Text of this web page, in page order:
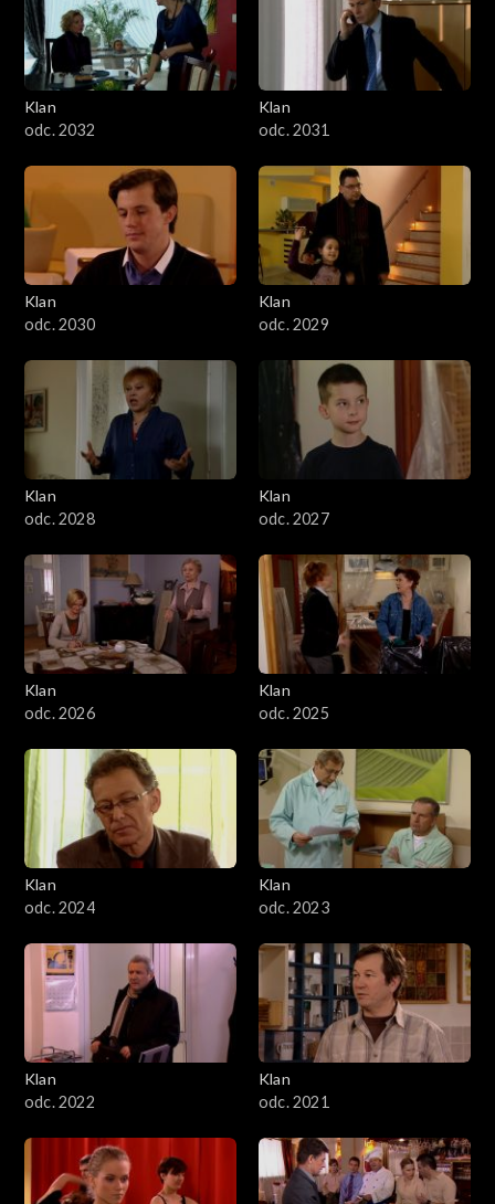
Klan
odc. 2032
Klan
odc. 2031
Klan
odc. 2030
Klan
odc. 2029
Klan
odc. 2028
Klan
odc. 2027
Klan
odc. 2026
Klan
odc. 2025
Klan
odc. 2024
Klan
odc. 2023
Klan
odc. 2022
Klan
odc. 2021